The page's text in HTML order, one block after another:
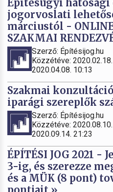
Építésügyi hatósági
jogorvoslati
márciustól -
SZAKMAI
Szerző: Építésijog.hu
Közzétéve:
2020.04.08. 10:13
Szakmai
iparági szereplők
Szerző: Építésijog.hu
Közzétéve:
2020.09.14. 21:23
ÉPÍTÉSI JOG 2021 -
3-ig, és szerezze
és a MÜK (8 pont)